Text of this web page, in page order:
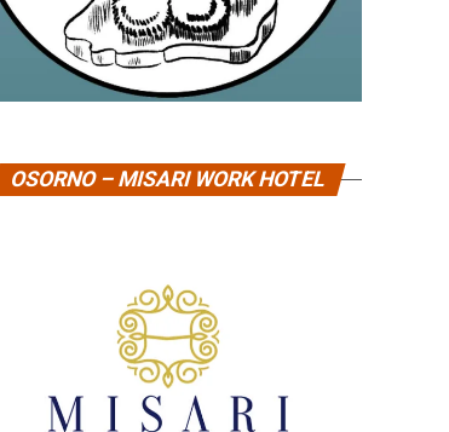
OSORNO – MISARI WORK HOTEL